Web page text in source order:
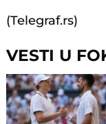
(Telegraf.rs)
VESTI U